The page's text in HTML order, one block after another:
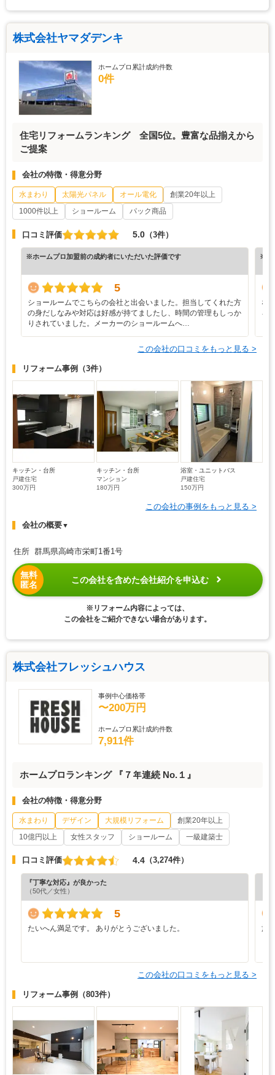
株式会社ヤマダデンキ
ホームプロ累計成約件数
0件
住宅リフォームランキング 全国5位。豊富な品揃えから
ご提案
会社の特徴・得意分野
水まわり 太陽光パネル オール電化
創業20年以上
1000件以上
ショールーム パック商品
口コミ評価 5.0 （3件）
※ホームプロ加盟前の成約者にいただいた評価です
5
ショールームでこちらの会社と出会いました。担当してくれた方
の身だしなみや対応は好感が持てましたし、時間の管理もしっか
りされていました。メーカーのショールームへ…
※ホ
な
ろ
この会社の口コミをもっと見る >
リフォーム事例 （3件）
キッチン・台所
戸建住宅
300万円
キッチン・台所
マンション
180万円
浴室・ユニットバス
戸建住宅
150万円
この会社の事例をもっと見る >
会社の概要▼
住所 群馬県高崎市栄町1番1号
無料
匿名
この会社を含めた会社紹介を申込む
※リフォーム内容によっては、
この会社をご紹介できない場合があります。
株式会社フレッシュハウス
事例中心価格帯
〜200万円
ホームプロ累計成約件数
7,911件
ホームプロランキング 『７年連続 No.１』
会社の特徴・得意分野
水まわり デザイン 大規模リフォーム
創業20年以上
10億円以上
女性スタッフ ショールーム 一級建築士
口コミ評価 4.4 （3,274件）
『丁寧な対応』が良かった
（50代／女性）
5
たいへん満足です。 ありがとうございました。
施
この会社の口コミをもっと見る >
リフォーム事例 （803件）